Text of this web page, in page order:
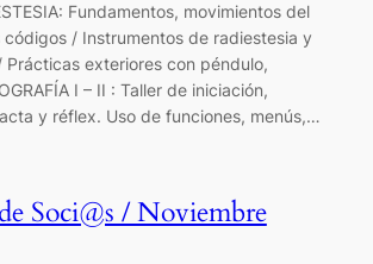
Fundamentos, movimientos del
códigos / Instrumentos de radiestesia y
Prácticas exteriores con péndulo,
I – II : Taller de iniciación,
y réflex. Uso de funciones, menús,…
Soci@s / Noviembre